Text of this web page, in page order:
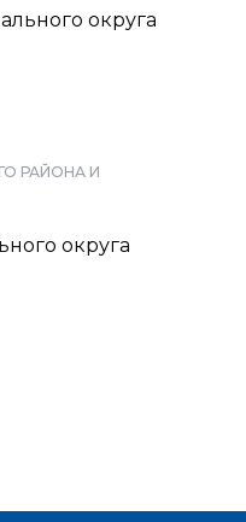
округа
РАЙОНА И
округа